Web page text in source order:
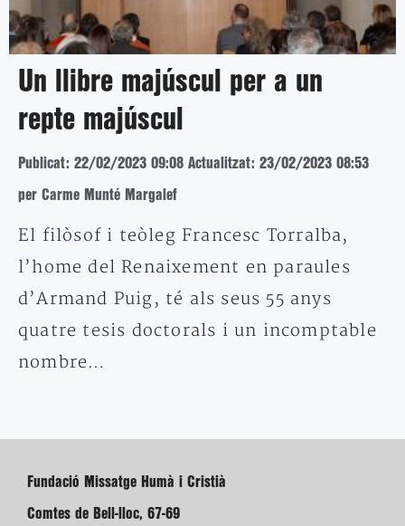
Un llibre majúscul per a un
repte majúscul
Publicat: 22/02/2023 09:08 Actualitzat: 23/02/2023 08:53
per Carme Munté Margalef
El filòsof i teòleg Francesc Torralba,
l’home del Renaixement en paraules
d’Armand Puig, té als seus 55 anys
quatre tesis doctorals i un incomptable
nombre…
Fundació Missatge Humà i Cristià
Comtes de Bell-lloc, 67-69